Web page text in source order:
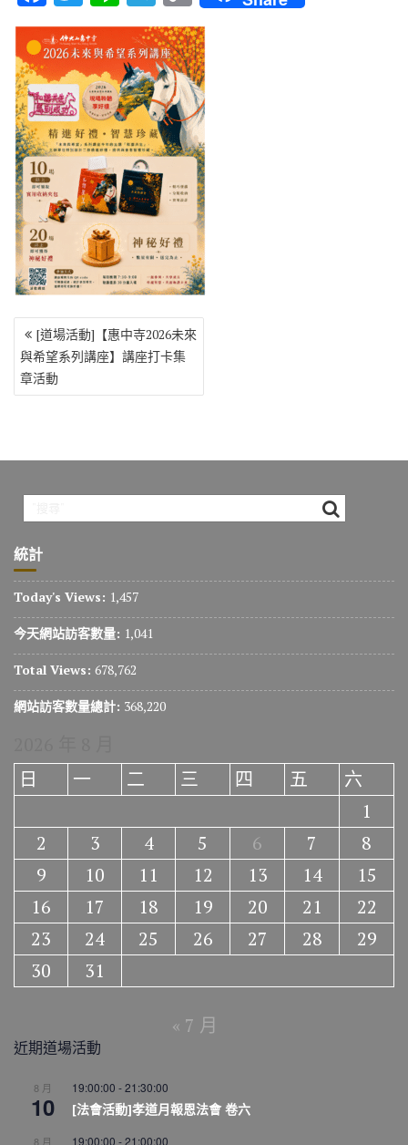
ac
e
b
o
o
k
w
it
te
r
n
e
el
e
gr
a
m
o
p
y
Li
n
k
文
章
導
覽
[道場活動]【惠中寺2026未來
與希望系列講座】講座打卡集
章活動
統計
Today's Views: 1,457
今天網站訪客數量: 1,041
Total Views: 678,762
網站訪客數量總計: 368,220
日
一 二 三 四 五
六
1
2
3 4 5 6 7
8
9
10 11 12 13 14
15
16
17 18 19 20 21
22
23
24 25 26 27 28
29
30
31
« 7 月
近期道場活動
8 月
10
19:00:00 -21:30:00
[法會活動]孝道月報恩法會 卷六
8 月 19:00:00 -21:00:00